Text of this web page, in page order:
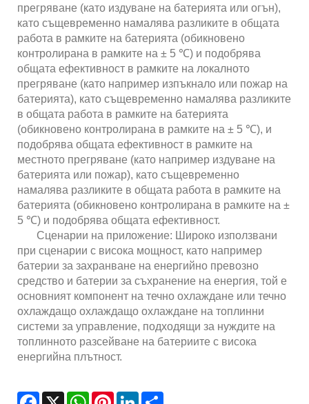
прегряване (като издуване на батерията или огън),
като същевременно намалява разликите в общата
работа в рамките на батерията (обикновено
контролирана в рамките на ± 5 ℃) и подобрява
общата ефективност в рамките на локалното
прегряване (като например изпъкнало или пожар на
батерията), като същевременно намалява разликите
в общата работа в рамките на батерията
(обикновено контролирана в рамките на ± 5 ℃), и
подобрява общата ефективност в рамките на
местното прегряване (като например издуване на
батерията или пожар), като същевременно
намалява разликите в общата работа в рамките на
батерията (обикновено контролирана в рамките на ±
5 ℃) и подобрява общата ефективност.
Сценарии на приложение: Широко използвани
при сценарии с висока мощност, като например
батерии за захранване на енергийно превозно
средство и батерии за съхранение на енергия, той е
основният компонент на течно охлаждане или течно
охлаждащо охлаждащо охлаждане на топлинни
системи за управление, подходящи за нуждите на
топлинното разсейване на батериите с висока
енергийна плътност.
Facebook
X WhatsAppPinterestLinkedIn